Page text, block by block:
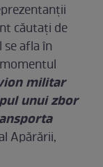
căutați de
afla în
militar
unui zbor
Apărării,